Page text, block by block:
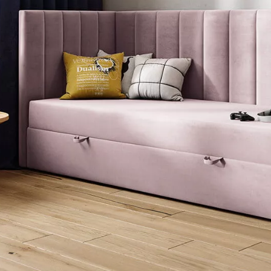
mnie wydarzenia z tego
Śląsk
Kraków